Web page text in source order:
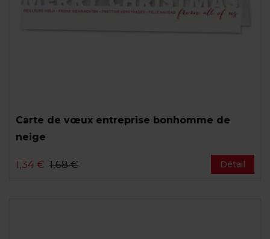
Carte de vœux entreprise bonhomme de
neige
1,34 € 1,68 € Détail